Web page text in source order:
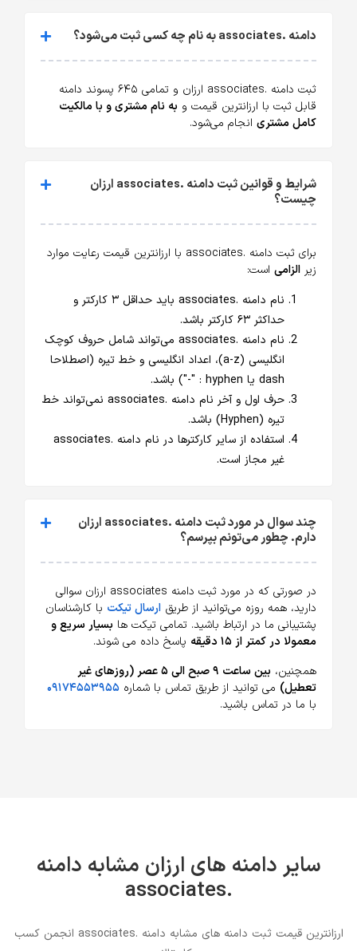
دامنه .associates به نام چه کسی ثبت می‌شود؟
ثبت دامنه .associates ارزان و تمامی ۶۴۵ پسوند دامنه
قابل ثبت با ارزانترین قیمت و به نام مشتری و با مالکیت
کامل مشتری انجام می‌شود.
شرایط و قوانین ثبت دامنه .associates ارزان
چیست؟
برای ثبت دامنه .associates با ارزانترین قیمت رعایت موارد
زیر الزامی است:
نام دامنه .associates باید حداقل ۳ کارکتر و
حداکثر ۶۳ کارکتر باشد.
نام دامنه .associates می‌تواند شامل حروف کوچک
انگلیسی (a-z)، اعداد انگلیسی و خط تیره (اصطلاحا
dash یا hyphen : "-") باشد.
حرف اول و آخر نام دامنه .associates نمی‌تواند خط
تیره (Hyphen) باشد.
استفاده از سایر کارکترها در نام دامنه .associates
غیر مجاز است.
چند سوال در مورد ثبت دامنه .associates ارزان
دارم. چطور می‌تونم بپرسم؟
در صورتی که در مورد ثبت دامنه associates ارزان سوالی
دارید، همه روزه می‌توانید از طریق ارسال تیکت با کارشناسان
پشتیبانی ما در ارتباط باشید. تمامی تیکت ها بسیار سریع و
معمولا در کمتر از ۱۵ دقیقه
پاسخ داده می شوند.
همچنین،
بین ساعت ۹ صبح الی ۵ عصر (روزهای غیر
تعطیل) می توانید از طریق تماس با شماره ۰۹۱۷۴۵۵۳۹۵۵
با ما در تماس باشید.
سایر دامنه های ارزان مشابه دامنه
.associates
ارزانترین قیمت ثبت دامنه های مشابه دامنه .associates انجمن کسب